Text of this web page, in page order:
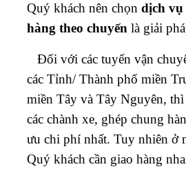
Quý khách nên chọn dịch vụ
hàng theo chuyến là giải
Đối với các tuyến vận
các Tỉnh/ Thành phố miền
miền Tây và Tây Nguyên,
các chành xe, ghép chung
ưu chi phí nhất. Tuy nhiên ở
Quý khách cần giao hàng